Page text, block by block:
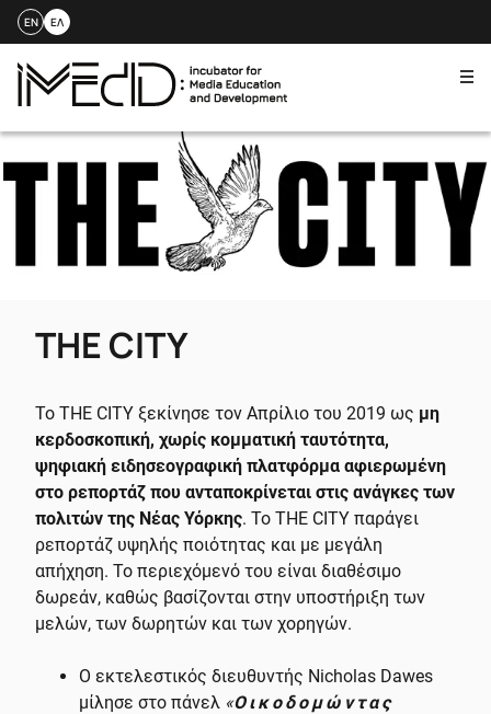
to
content
EN ΕΛ
THE CITY
Το THE CITY ξεκίνησε τον Απρίλιο του 2019 ως μη
κερδοσκοπική, χωρίς κομματική ταυτότητα,
ψηφιακή ειδησεογραφική πλατφόρμα αφιερωμένη
στο ρεπορτάζ που ανταποκρίνεται στις ανάγκες των
πολιτών της Νέας Υόρκης. Το ΤΗΕ CITY παράγει
ρεπορτάζ υψηλής ποιότητας και με μεγάλη
απήχηση. Το περιεχόμενό του είναι διαθέσιμο
δωρεάν, καθώς βασίζονται στην υποστήριξη των
μελών, των δωρητών και των χορηγών.
Ο εκτελεστικός διευθυντής Nicholas Dawes
μίλησε στο πάνελ «Οικοδομώντας